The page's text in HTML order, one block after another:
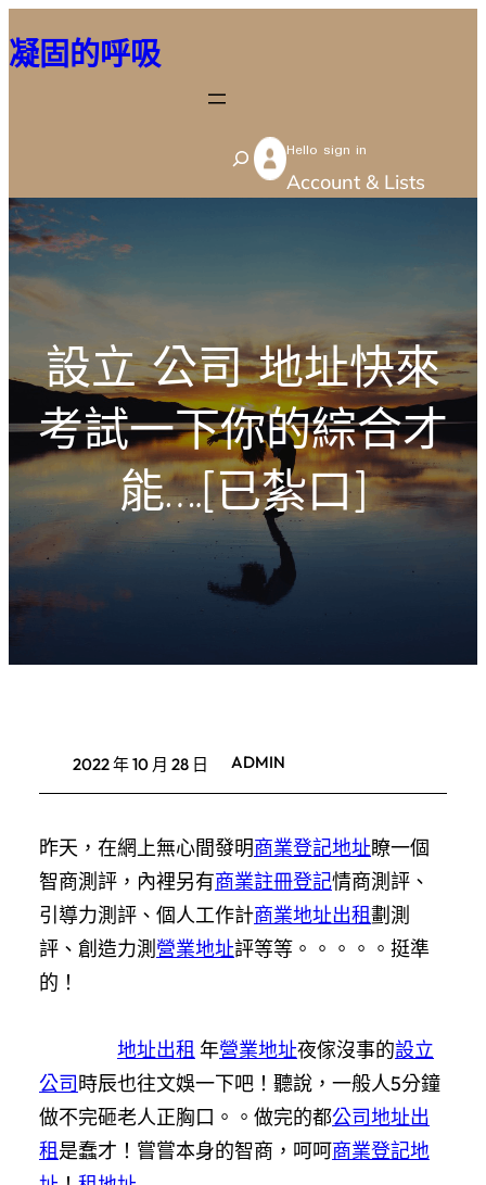
至
容
凝固的呼吸
S
e
Hello sign in
Account & Lists
設立 公司 地址快來
考試一下你的綜合才
能….[已紮口]
2022 年 10 月 28 日 ADMIN
昨天，在網上無心間發明商業登記地址瞭一個
智商測評，內裡另有商業註冊登記情商測評、
引導力測評、個人工作計商業地址出租劃測
評、創造力測 營業地址評等等。。。。。挺準
的！
地址出租 年營業地址夜傢沒事的設立
公司時辰也往文娛一下吧！聽說，一般人5分鐘
做不完砸老人正胸口。。做完的都公司地址出
租是蠢才！嘗嘗本身的智商，呵呵商業登記地